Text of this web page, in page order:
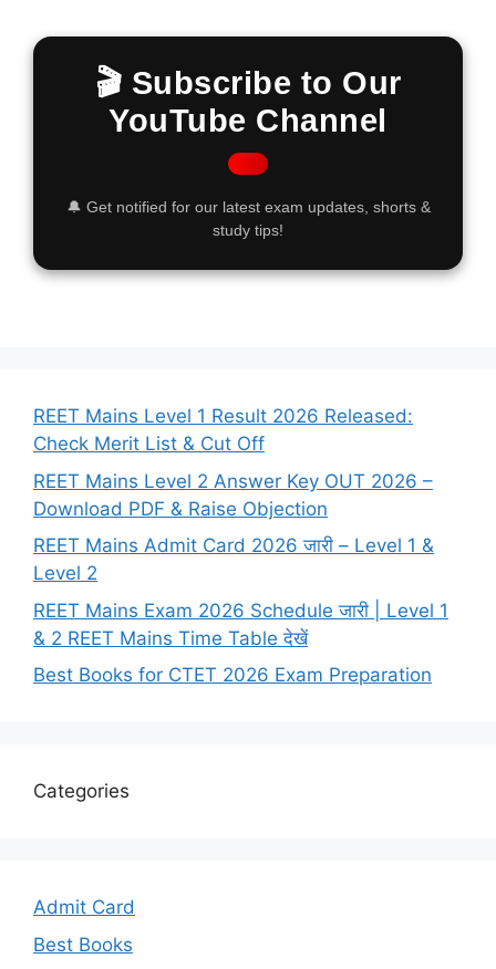
🎬 Subscribe to Our
YouTube Channel
🔔 Get notified for our latest exam updates, shorts &
study tips!
REET Mains Level 1 Result 2026 Released:
Check Merit List & Cut Off
REET Mains Level 2 Answer Key OUT 2026 –
Download PDF & Raise Objection
REET Mains Admit Card 2026 जारी – Level 1 &
Level 2
REET Mains Exam 2026 Schedule जारी | Level 1
& 2 REET Mains Time Table देखें
Best Books for CTET 2026 Exam Preparation
Categories
Admit Card
Best Books